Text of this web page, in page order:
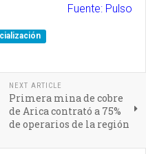
Fuente: Pulso
NEXT ARTICLE
Primera mina de cobre
de Arica contrató a 75%
de operarios de la región